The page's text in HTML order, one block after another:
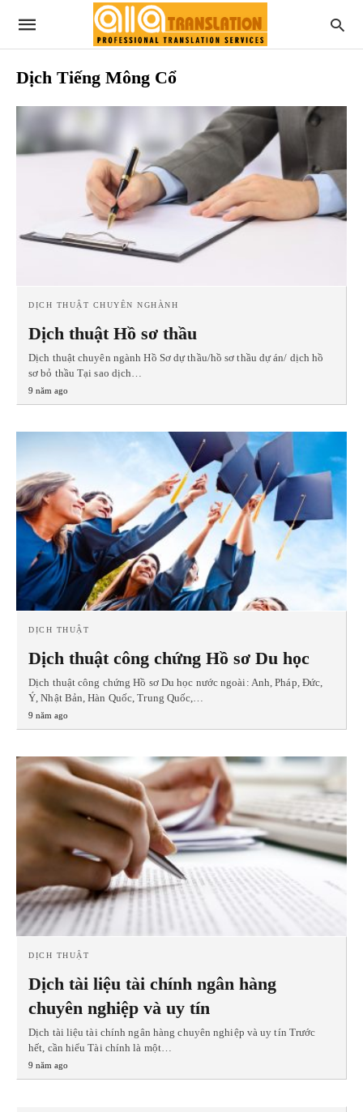
Dịch Tiếng Mông Cổ
DỊCH THUẬT CHUYÊN NGHÀNH
Dịch thuật Hồ sơ thầu
Dịch thuật chuyên ngành Hồ Sơ dự thầu/hồ sơ thầu dự án/ dịch hồ
sơ bỏ thầu Tại sao dịch…
9 năm ago
DỊCH THUẬT
Dịch thuật công chứng Hồ sơ Du học
Dịch thuật công chứng Hồ sơ Du học nước ngoài: Anh, Pháp, Đức,
Ý, Nhật Bản, Hàn Quốc, Trung Quốc,…
9 năm ago
DỊCH THUẬT
Dịch tài liệu tài chính ngân hàng
chuyên nghiệp và uy tín
Dịch tài liệu tài chính ngân hàng chuyên nghiệp và uy tín Trước
hết, cần hiểu Tài chính là một…
9 năm ago